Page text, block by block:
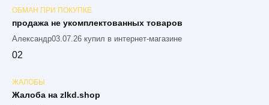
ОБМАН ПРИ ПОКУПКЕ
продажа не укомплектованных товаров
Александр03.07.26 купил в интернет-магазине
02
ЖАЛОБЫ
Жалоба на zlkd.shop